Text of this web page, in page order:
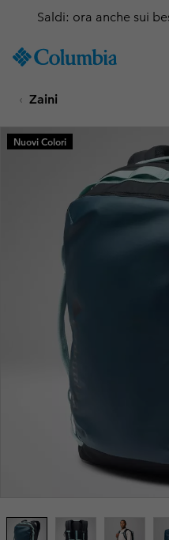
TO
SKIP
MAIN
NAV
SEARCH
Saldi: ora anche sui
Zaini
Nuovi Colori